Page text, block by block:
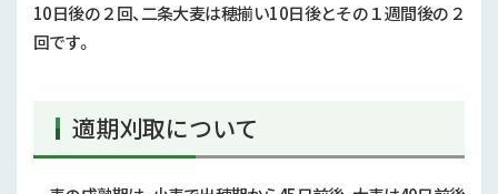
10日後の２回、二条大麦は穂揃い10日後とその１週間後の２
回です。
適期刈取について